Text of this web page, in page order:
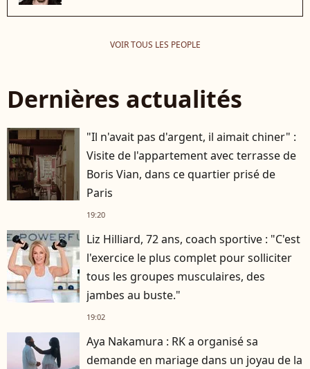
VOIR TOUS LES PEOPLE
Dernières actualités
"Il n'avait pas d'argent, il aimait chiner" :
Visite de l'appartement avec terrasse de
Boris Vian, dans ce quartier prisé de
Paris
19:20
Liz Hilliard, 72 ans, coach sportive : "C'est
l'exercice le plus complet pour solliciter
tous les groupes musculaires, des
jambes au buste."
19:02
Aya Nakamura : RK a organisé sa
demande en mariage dans un joyau de la